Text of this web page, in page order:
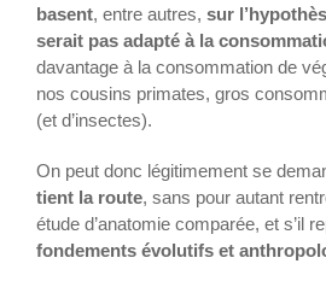
basent, entre autres, sur
serait pas adapté à la
davantage à la consommation de
nos cousins primates, gros
(et d’insectes).
On peut donc légitimement se
tient la route, sans pour autant
étude d’anatomie comparée, et s’il
fondements évolutifs et